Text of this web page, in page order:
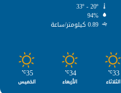
94%
0.89 كيلومتر/ساعة
33
℃
الثلاثاء
34
℃
الأربعاء
35
℃
الخميس